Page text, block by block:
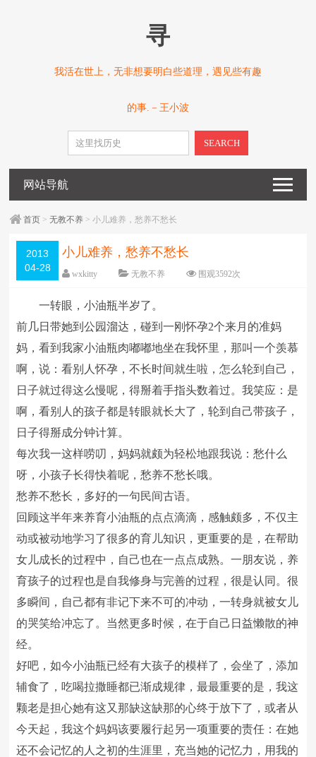
寻
我活在世上，无非想要明白些道理，遇见些有趣
的事.－王小波
SEARCH
网站导航
首页 >无教不养 > 小儿难养，愁养不愁长
2013
04-28
小儿难养，愁养不愁长
wxkitty 无教不养 围观3592次
字体：大 中 小
一转眼，小油瓶半岁了。
前几日带她到公园溜达，碰到一刚怀孕2个来月的准妈
妈，看到我家小油瓶肉嘟嘟地坐在我怀里，那叫一个羡慕
啊，说：看别人怀孕，不长时间就生啦，怎么轮到自己，
日子就过得这么慢呢，得掰着手指头数着过。我笑应：是
啊，看别人的孩子都是转眼就长大了，轮到自己带孩子，
日子得掰成分钟计算。
每次我一这样唠叨，妈妈就颇为轻松地跟我说：愁什么
呀，小孩子长得快着呢，愁养不愁长哦。
愁养不愁长，多好的一句民间古语。
回顾这半年来养育小油瓶的点点滴滴，感触颇多，不仅主
动或被动地学习了很多的育儿知识，更重要的是，在帮助
女儿成长的过程中，自己也在一点点成熟。一朋友说，养
育孩子的过程也是自我修身与完善的过程，很是认同。很
多瞬间，自己都有非记下来不可的冲动，一转身就被女儿
的哭笑给冲忘了。当然更多时候，在于自己日益懒散的神
经。
好吧，如今小油瓶已经有大孩子的模样了，会坐了，添加
辅食了，吃喝拉撒睡都已渐成规律，最最重要的是，我这
颗老是担心她有这又那缺这缺那的心终于放下了，或者从
今天起，我这个妈妈该要履行起另一项重要的责任：在她
还不会记忆的人之初的生涯里，充当她的记忆力，用我的